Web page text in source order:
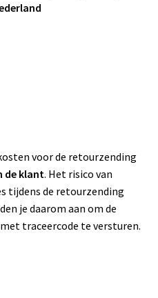
voor de retourzending
de klant. Het risico van
tijdens de retourzending
je daarom aan om de
traceercode te versturen.